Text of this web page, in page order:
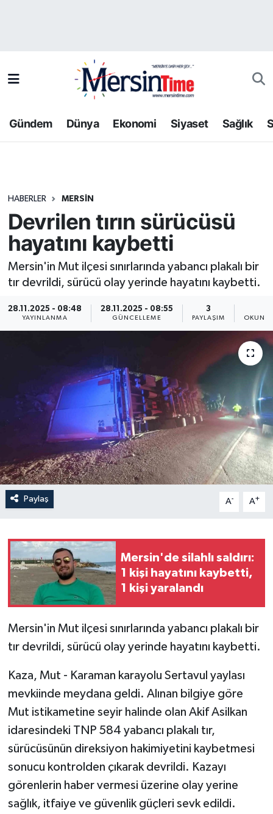
Gündem Dünya Ekonomi Siyaset Sağlık
HABERLER MERSIN
Devrilen tırın sürücüsü
hayatını kaybetti
Mersin'in Mut ilçesi sınırlarında yabancı plakalı bir
tır devrildi, sürücü olay yerinde hayatını kaybetti.
28.11.2025 - 08:48
YAYINLANMA
28.11.2025 - 08:55
GÜNCELLEME
3
PAYLAŞIM
Paylaş A- A+
Mersin'de silahlı saldırı:
1 kişi hayatını kaybetti,
1 kişi yaralandı
Mersin'in Mut ilçesi sınırlarında yabancı plakalı bir
tır devrildi, sürücü olay yerinde hayatını kaybetti.
Kaza, Mut - Karaman karayolu Sertavul yaylası
mevkiinde meydana geldi. Alınan bilgiye göre
Mut istikametine seyir halinde olan Akif Asilkan
idaresindeki TNP 584 yabancı plakalı tır,
sürücüsünün direksiyon hakimiyetini kaybetmesi
sonucu kontrolden çıkarak devrildi. Kazayı
görenlerin haber vermesi üzerine olay yerine
sağlık, itfaiye ve güvenlik güçleri sevk edildi.
Bilim-Teknoloji
Dünya
Ekonomi
Gündem
Kültür-Sanat
Spor
Yaşam
Trafik Durumu
Tüm Manşetler
Haber Arşivi